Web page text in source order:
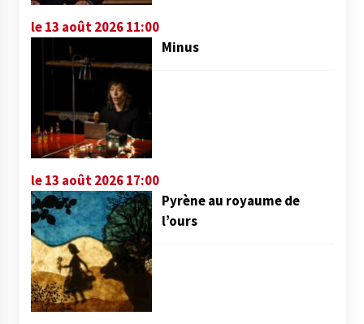
le 13 août 2026 11:00
Minus
le 13 août 2026 17:00
Pyrène au royaume de
l’ours